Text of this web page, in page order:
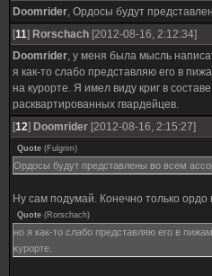
Doomrider, Ордосы будут
[11] Rorschach [2012-08-16, 2:12:34]
Doomrider, у меня была мысль
я как-то слабо представляю его в
на курорте. Я имел виду криг в
расквартированных гвардейцев.
[12] Doomrider [2012-08-16, 2:15:27]
Quote (Fulgrim)
Ордосы будут представлены во всем
Ну сам подумай. Конечно только ордо
Quote (Rorschach)
но я как-то слабо представляю его в
курорте.